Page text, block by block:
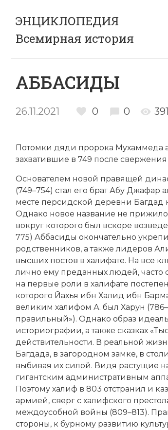
ЭНЦИКЛОПЕДИЯ
Всемирная история
АББАСИДЫ
26.11.2021 0 0 391
Потомки дяди пророка Мухаммеда
захватившие в 749 после
Основателем новой правящей
(749–754) стал его брат Абу
месте персидской деревни Багдад
Однако новое название не
вокруг которого был вскоре
775) Аббасиды окончательно
родственников, а также лидеров
высших постов в халифате. На все
лично ему преданных людей, часто
на первые роли в халифате
которого Йахья ибн Халид ибн
великим халифом А. был Харун
правильный»). Однако образ
историографии, а также сказках
действительности. В реальной
Багдада, в загородном замке, в
выбивая их силой. Видя растущие
гигантским административным
Поэтому халиф в 803 отстранил и
армией, сверг с халифского
междоусобной войны (809–813).
стороны, к бурному развитию